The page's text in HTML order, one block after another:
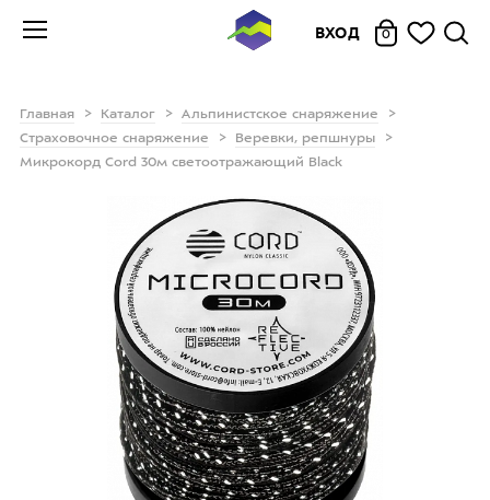
ВХОД 0
Главная Каталог
Альпинистское снаряжение
Страховочное снаряжение
Веревки, репшнуры
Микрокорд Cord 30м светоотражающий Black